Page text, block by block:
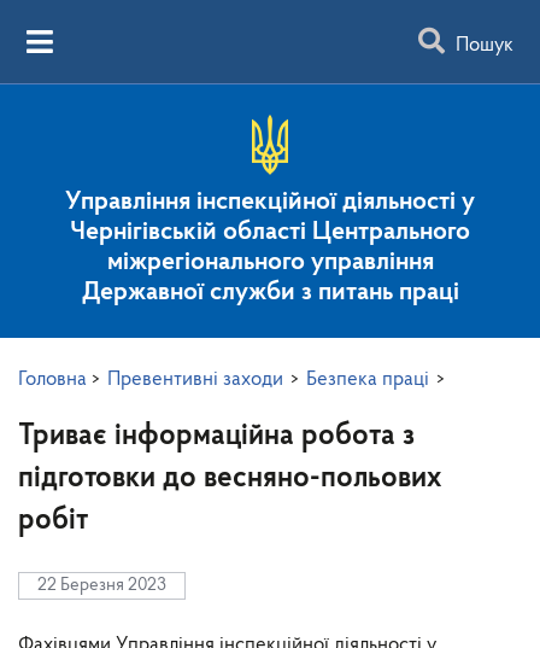
Пошук
Управління інспекційної діяльності у
Чернігівській області Центрального
міжрегіонального управління
Державної служби з питань праці
Головна > Превентивні заходи > Безпека праці >
Триває інформаційна робота з
підготовки до весняно-польових
робіт
22 Березня 2023